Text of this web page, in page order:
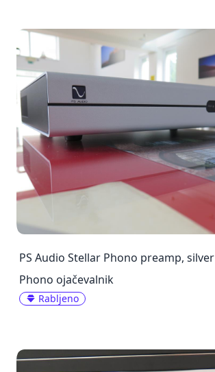
PS Audio Stellar Phono preamp, silver
Phono ojačevalnik
Rabljeno